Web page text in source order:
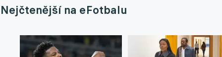
Nejčtenější na eFotbalu